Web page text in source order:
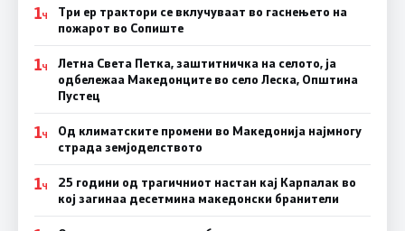
1Ч
Три ер трактори се вклучуваат во гаснењето на
пожарот во Сопиште
1Ч
Летна Света Петка, заштитничка на селото, ја
одбележаа Македонците во село Леска, Општина
Пустец
1Ч
Од климатските промени во Македонија најмногу
страда земјоделството
1Ч
25 години од трагичниот настан кај Карпалак во
кој загинаа десетмина македонски бранители